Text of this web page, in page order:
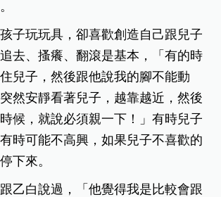
子玩玩具，卻喜歡創造自己跟兒子
去、搔癢、翻滾是基本，「有的時
兒子，然後跟他說我的腳不能動
然安靜看著兒子，越靠越近，然後
候，就說必須親一下！」有時兒子
時可能不高興，如果兒子不喜歡的
下來。
乙白說過，「他覺得我是比較會跟